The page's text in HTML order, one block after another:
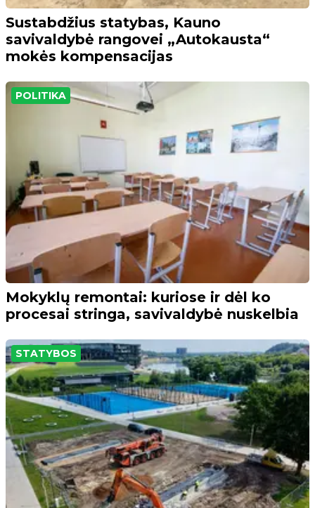
Sustabdžius statybas, Kauno
savivaldybė rangovei „Autokausta“
mokės kompensacijas
POLITIKA
Mokyklų remontai: kuriose ir dėl ko
procesai stringa, savivaldybė nuskelbia
STATYBOS